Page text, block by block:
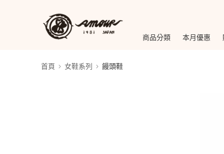
商品分類 本月優惠
首頁 女鞋系列 饅頭鞋